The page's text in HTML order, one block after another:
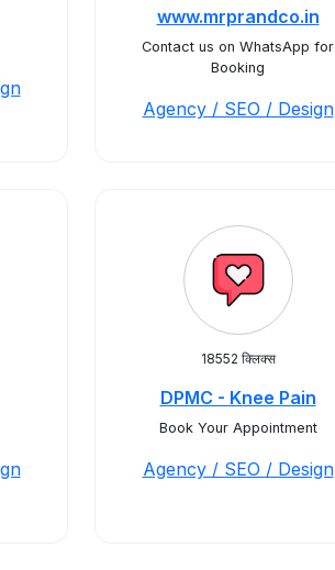
www.mrprandco.in
Contact us on WhatsApp for
Booking
Agency / SEO / Design
18552 क्लिक्स
DPMC - Knee Pain
Book Your Appointment
Agency / SEO / Design